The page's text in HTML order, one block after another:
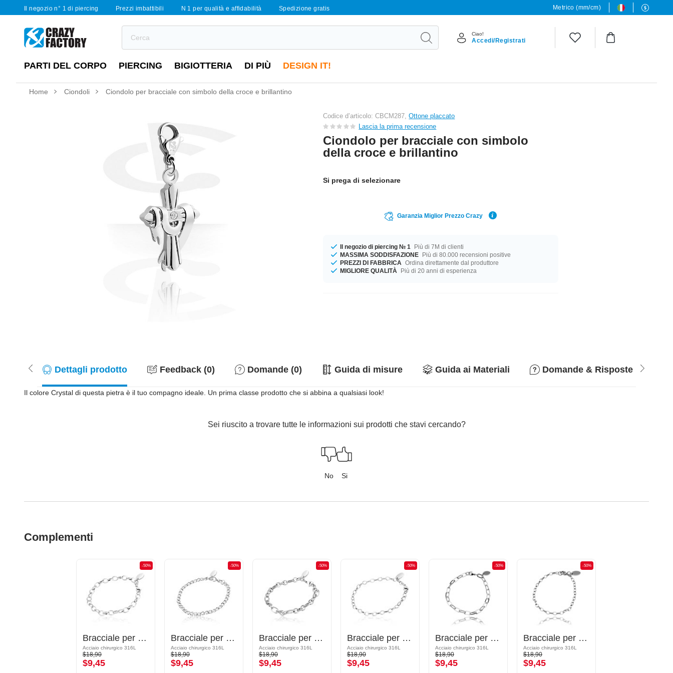
Il negozio n° 1 di piercing Prezzi imbattibili N 1 per qualità e affidabilità Spedizione gratis Metrico (mm/cm)
Ciao!
Accedi/Registrati
PARTI DEL CORPO PIERCING BIGIOTTERIA DI PIÙ DESIGN IT!
Home Ciondoli Ciondolo per bracciale con simbolo della croce e brillantino
Codice d’articolo: CBCM287,Ottone placcato
Lascia la prima recensione
Ciondolo per bracciale con simbolo
della croce e brillantino
Si prega di selezionare
Garanzia Miglior Prezzo Crazy
Il negozio di piercing № 1
Più di 7M di clienti
MASSIMA SODDISFAZIONE Più di 80.000 recensioni positive
PREZZI DI FABBRICA Ordina direttamente dal produttore
MIGLIORE QUALITÀ
Più di 20 anni di esperienza
Dettagli prodotto Feedback (0) Domande (0) Guida di misure Guida ai Materiali Domande & Risposte
Il colore Crystal di questa pietra è il tuo compagno ideale. Un prima classe prodotto che si abbina a qualsiasi look!
Sei riuscito a trovare tutte le informazioni sui prodotti che stavi cercando?
No Si
Complementi
-50%
Bracciale per ciondoli
Acciaio chirurgico 316L
$18,90
$9,45
-50%
Bracciale per ciondoli
Acciaio chirurgico 316L
$18,90
$9,45
-50%
Bracciale per ciondoli
Acciaio chirurgico 316L
$18,90
$9,45
-50%
Bracciale per ciondoli
Acciaio chirurgico 316L
$18,90
$9,45
-50%
Bracciale per ciondoli
Acciaio chirurgico 316L
$18,90
$9,45
-50%
Bracciale per ciondoli
Acciaio chirurgico 316L
$18,90
$9,45